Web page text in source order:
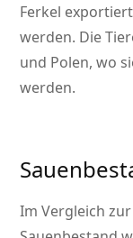
Ferkel
werden. Die
und Polen, wo
werden.
Im Vergleich